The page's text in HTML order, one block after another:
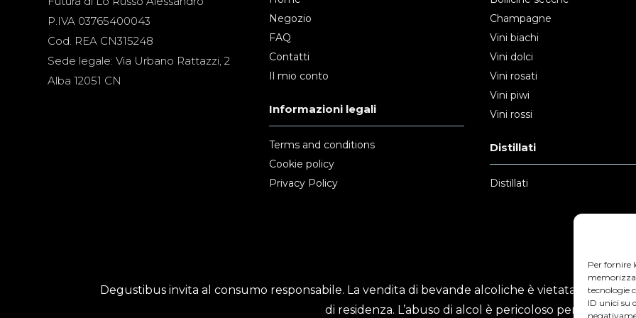
Per fornire
tecnologie
ID unici su
P.IVA 03765400043
Cod. REA CN315248
Sede legale: Via Urbano Rattazzi, 2
Alba 12051 CN
Negozio
FAQ
Contatti
Il mio conto
Informazioni legali
Terms and conditions
Cookie policy
Privacy Policy
Champagne
Vini biachi
Vini dolci
Vini rosati
Vini piwi
Vini rossi
Distillati
Distillati
Degustibus invita al consumo responsabile. La vendita di bevande alcoliche è vietata ai minori
di residenza. L’abuso di alcol è pericoloso per la salute.